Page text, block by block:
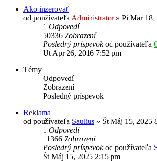
Ako inzerovať
od používateľa Administrator» Pi Mar 18,
1 Odpovedí
50336 Zobrazení
Posledný príspevokod používateľa
Ut Apr 26, 2016 7:52 pm
Témy
Odpovedí
Zobrazení
Posledný príspevok
Reklama
od používateľa Saulius » Št Máj 15, 2025
1 Odpovedí
11366 Zobrazení
Posledný príspevokod používateľa
Št Máj 15, 2025 2:15 pm